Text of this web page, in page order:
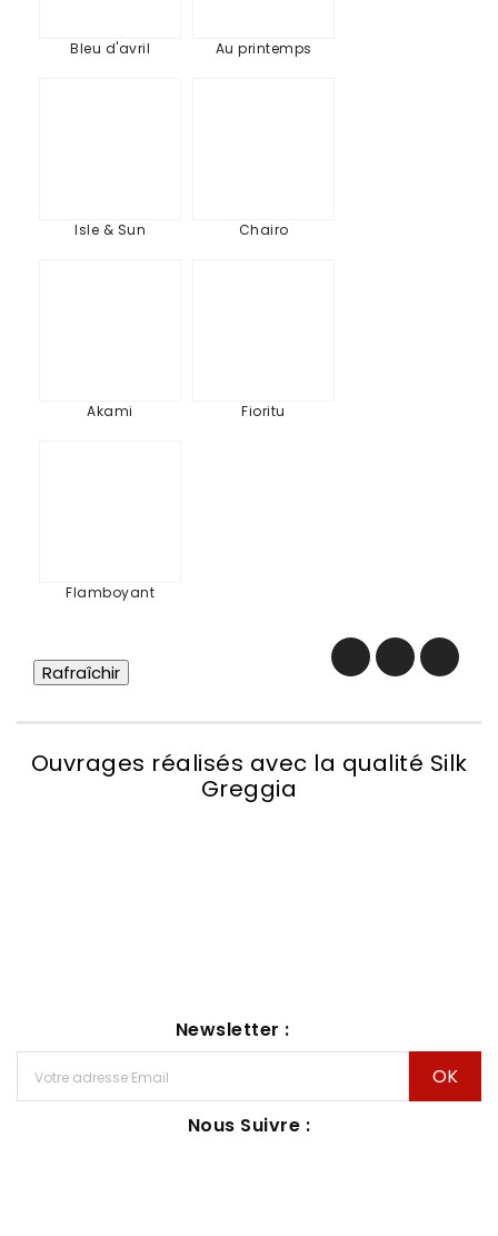
Bleu d'avril
Au printemps
Isle & Sun
Chairo
Akami
Fioritu
Flamboyant
Ouvrages réalisés avec la qualité Silk
Greggia
Newsletter :
Nous Suivre :